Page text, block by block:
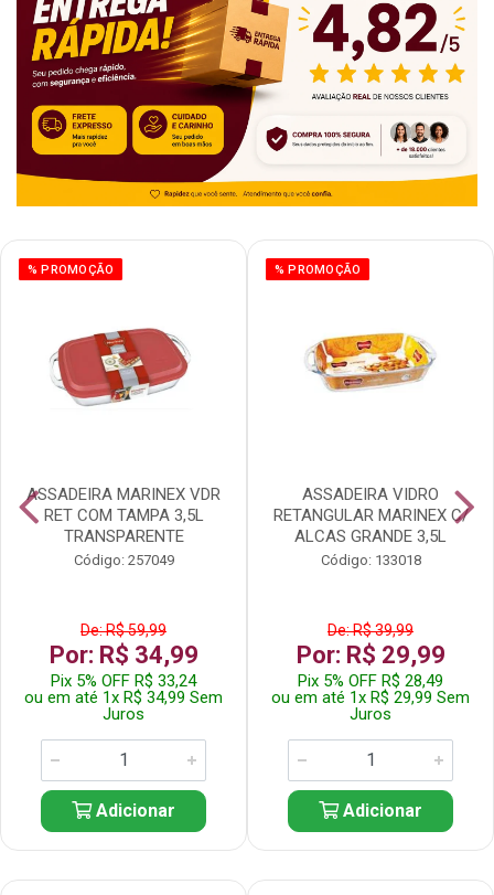
% PROMOÇÃO
ASSADEIRA MARINEX VDR
RET COM TAMPA 3,5L
TRANSPARENTE
Código: 257049
De: R$ 59,99
Por: R$ 34,99
Pix 5% OFF R$ 33,24
ou em até 1x R$ 34,99 Sem
Juros
Adicionar
% PROMOÇÃO
ASSADEIRA VIDRO
RETANGULAR MARINEX C/
ALCAS GRANDE 3,5L
Código: 133018
De: R$ 39,99
Por: R$ 29,99
Pix 5% OFF R$ 28,49
ou em até 1x R$ 29,99 Sem
Juros
Adicionar